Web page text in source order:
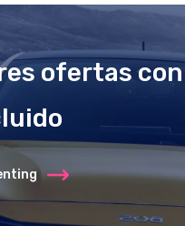
ofertas con